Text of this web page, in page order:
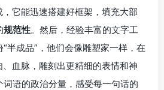
它能迅速搭建好框架，填充大部
规范性。然后，经验丰富的文字工
半成品”，他们会像雕塑家一样，在
血脉，雕刻出更精细的表情和神
语的政治分量，感受每一句话的